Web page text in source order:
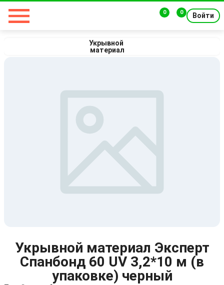
0 0 Войти
Укрывной
материал
Укрывной материал Эксперт
Спанбонд 60 UV 3,2*10 м (в
упаковке) черный